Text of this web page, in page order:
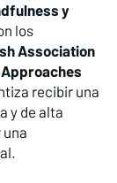
y
los
Association
recibir una
y de alta